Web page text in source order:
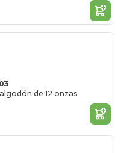
de 12 onzas